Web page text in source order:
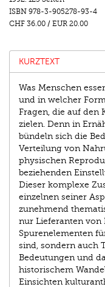
ISBN 978-3-905278-93-4
CHF 36.00 / EUR 20.00
KURZTEXT
Was Menschen
und in welcher
Fragen, die auf den
zielen. Denn in
bündeln sich die
Verteilung von
physischen
beziehenden
Dieser komplexe
einzelnen seiner
zunehmend
nur Lieferanten von
Spurenelementen
sind, sondern auch
Bedeutungen und
historischem
Einsichten